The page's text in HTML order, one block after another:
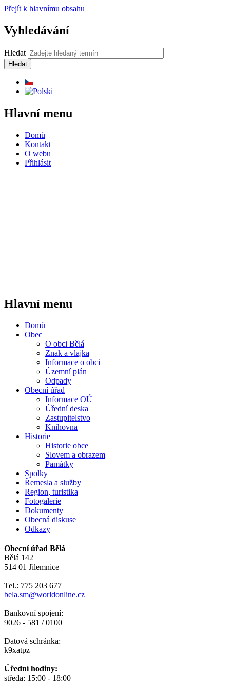
Přejít k hlavnímu obsahu
Vyhledávání
Hledat
Hlavní menu
Domů
Kontakt
O webu
Přihlásit
Hlavní menu
Domů
Obec
O obci Bělá
Znak a vlajka
Informace o obci
Územní plán
Odpady
Obecní úřad
Informace OÚ
Úřední deska
Zastupitelstvo
Knihovna
Historie
Historie obce
Slovem a obrazem
Památky
Spolky
Řemesla a služby
Region, turistika
Fotogalerie
Dokumenty
Obecná diskuse
Odkazy
Obecní úřad Bělá
Bělá 142
514 01 Jilemnice
Tel.: 775 203 677
bela.sm@worldonline.cz
Bankovní spojení:
9026 - 581 / 0100
Datová schránka:
k9xatpz
Úřední hodiny:
středa: 15:00 - 18:00